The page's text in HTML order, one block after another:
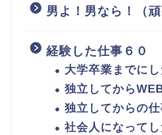
男よ！男なら！（頑
経験した仕事６０
大学卒業までにし
独立してから
独立してからの仕
社会人になってし